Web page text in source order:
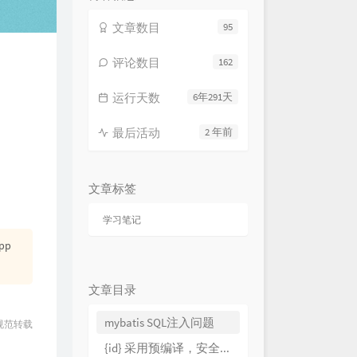
范转载
95
文章数目
162
评论数目
6年291天
运行天数
2 年前
最后活动
文章标签
学习笔记
文章目录
mybatis SQL注入问题
{id} 采用预编译，安全有效防止sql注入